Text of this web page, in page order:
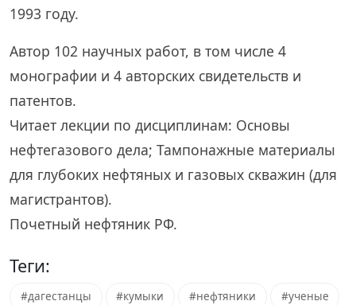
1993 году.
Автор 102 научных работ, в том числе 4
монографии и 4 авторских свидетельств и
патентов.
Читает лекции по дисциплинам: Основы
нефтегазового дела; Тампонажные материалы
для глубоких нефтяных и газовых скважин (для
магистрантов).
Почетный нефтяник РФ.
Теги:
#дагестанцы #кумыки #нефтяники
#ученые